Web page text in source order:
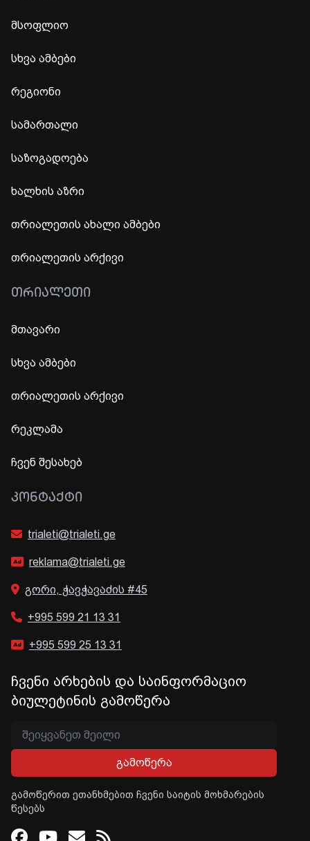
მსოფლიო
სხვა ამბები
რეგიონი
სამართალი
საზოგადოება
ხალხის აზრი
თრიალეთის ახალი ამბები
თრიალეთის არქივი
ᲗᲠᲘᲐᲚᲔᲗᲘ
მთავარი
სხვა ამბები
თრიალეთის არქივი
რეკლამა
ჩვენ შესახებ
ᲙᲝᲜᲢᲐᲥᲢᲘ
trialeti@trialeti.ge
reklama@trialeti.ge
გორი, ჭავჭავაძის #45
+995 599 21 13 31
+995 599 25 13 31
ჩვენი არხების და საინფორმაციო
ბიულეტინის გამოწერა
გამოწერა
გამოწერით ეთანხმებით ჩვენი საიტის მოხმარების
წესებს
Facebook
Youtube
Email
RSS